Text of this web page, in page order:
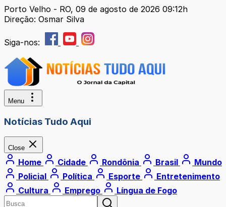
Porto Velho - RO, 09 de agosto de 2026 09:12h
Direção: Osmar Silva
Siga-nos:
Menu
Notícias Tudo Aqui
Close
Home Cidade Rondônia Brasil
Mundo
Policial
Política Esporte
Entretenimento
Cultura
Emprego Língua de Fogo